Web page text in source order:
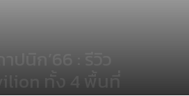
ปนิก’66 : รีวิว
ทั้ง 4 พื้นที่